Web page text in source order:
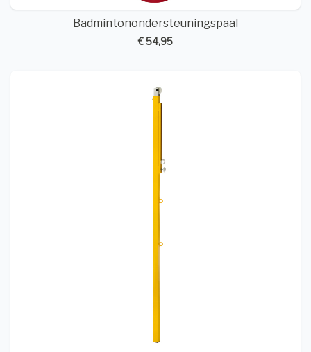
Badmintonondersteuningspaal
€ 54,95